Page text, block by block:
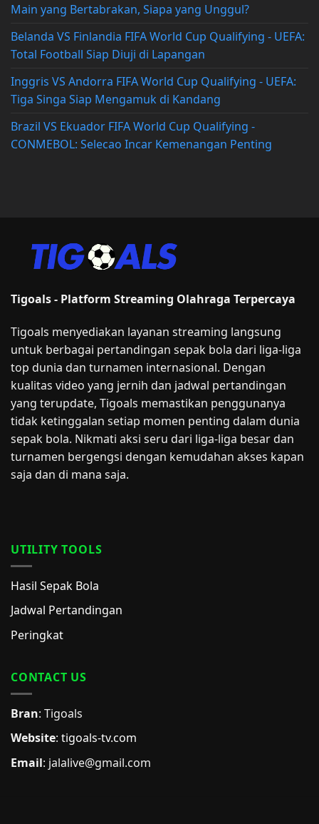
Main yang Bertabrakan, Siapa yang Unggul?
Belanda VS Finlandia FIFA World Cup Qualifying - UEFA:
Total Football Siap Diuji di Lapangan
Inggris VS Andorra FIFA World Cup Qualifying - UEFA:
Tiga Singa Siap Mengamuk di Kandang
Brazil VS Ekuador FIFA World Cup Qualifying -
CONMEBOL: Selecao Incar Kemenangan Penting
Tigoals - Platform Streaming Olahraga Terpercaya
Tigoals menyediakan layanan streaming langsung
untuk berbagai pertandingan sepak bola dari liga-liga
top dunia dan turnamen internasional. Dengan
kualitas video yang jernih dan jadwal pertandingan
yang terupdate, Tigoals memastikan penggunanya
tidak ketinggalan setiap momen penting dalam dunia
sepak bola. Nikmati aksi seru dari liga-liga besar dan
turnamen bergengsi dengan kemudahan akses kapan
saja dan di mana saja.
UTILITY TOOLS
Hasil Sepak Bola
Jadwal Pertandingan
Peringkat
CONTACT US
Bran: Tigoals
Website: tigoals-tv.com
Email: jalalive@gmail.com